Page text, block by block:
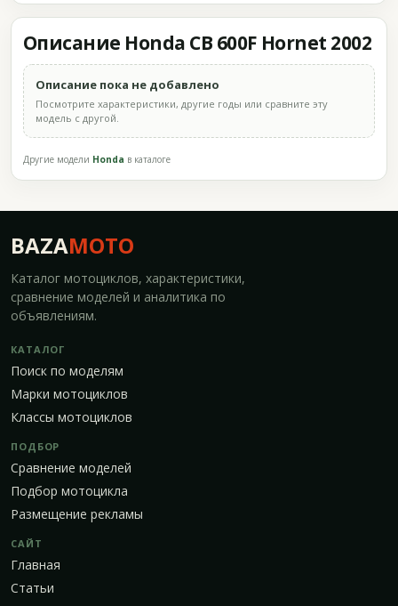
Описание Honda CB 600F Hornet 2002
Описание пока не добавлено
Посмотрите характеристики, другие годы или сравните эту
модель с другой.
Другие модели Honda в каталоге
BAZAMOTO
Каталог мотоциклов, характеристики,
сравнение моделей и аналитика по
объявлениям.
КАТАЛОГ
Поиск по моделям
Марки мотоциклов
Классы мотоциклов
ПОДБОР
Сравнение моделей
Подбор мотоцикла
Размещение рекламы
САЙТ
Главная
Статьи